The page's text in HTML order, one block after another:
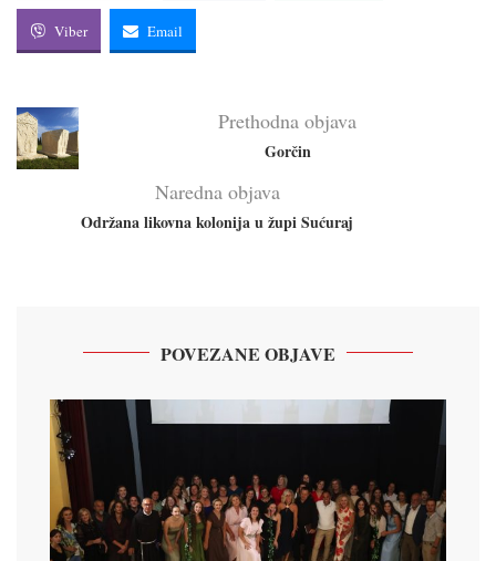
Viber Email
Prethodna objava
Gorčin
Naredna objava
Održana likovna kolonija u župi Sućuraj
POVEZANE OBJAVE